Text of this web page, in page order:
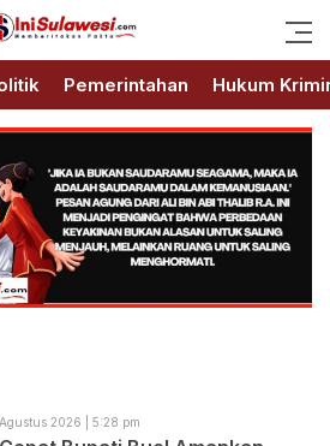
Fakta
Pemerintahan Hukum
2026 | 5:28 pm